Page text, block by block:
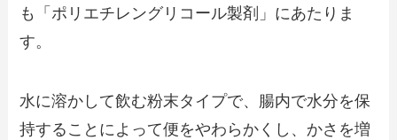
も「ポリエチレングリコール製剤」にあたりま
す。
水に溶かして飲む粉末タイプで、腸内で水分を保
持することによって便をやわらかくし、かさを増